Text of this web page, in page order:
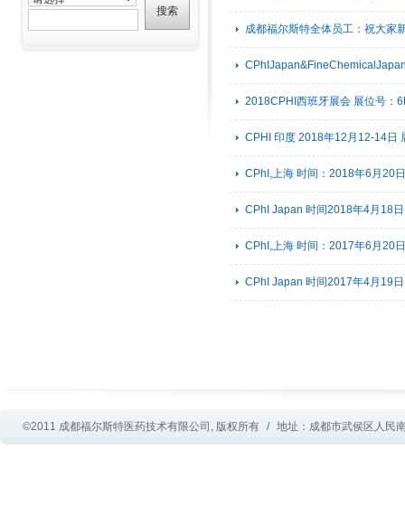
成都福尔斯特全体员工：祝大家
2018CPHI西班牙展会 展位号：
CPHI 印度 2018年12月12-14日
CPhI,上海 时间：2018年6月20
CPhI Japan 时间2018年4月18
CPhI,上海 时间：2017年6月20
CPhI Japan 时间2017年4月19
©2011 成都福尔斯特医药技术有限公司, 版权所有 / 地址：成都市武侯区人民